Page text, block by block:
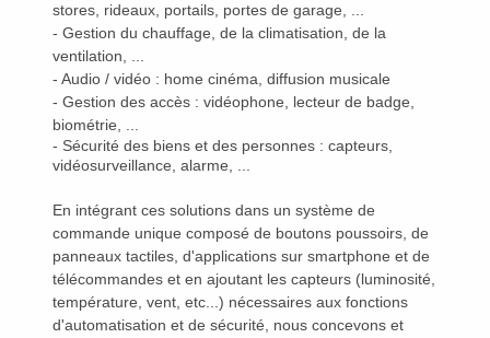
stores, rideaux, portails, portes de garage, ...
- Gestion du chauffage, de la climatisation, de la
ventilation, ...
- Audio / vidéo : home cinéma, diffusion musicale
- Gestion des accès : vidéophone, lecteur de badge,
biométrie, ...
- Sécurité des biens et des personnes : capteurs,
vidéosurveillance, alarme, ...
En intégrant ces solutions dans un système de
commande unique composé de boutons poussoirs, de
panneaux tactiles, d'applications sur smartphone et de
télécommandes et en ajoutant les capteurs (luminosité,
température, vent, etc...) nécessaires aux fonctions
d'automatisation et de sécurité, nous concevons et